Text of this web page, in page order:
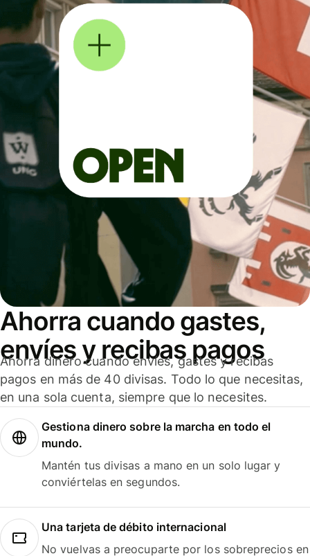
Ahorra cuando gastes,
envíes y recibas pagos
Ahorra dinero cuando envíes, gastes y recibas
pagos en más de 40 divisas. Todo lo que necesitas,
en una sola cuenta, siempre que lo necesites.
Gestiona dinero sobre la marcha en todo el
mundo.
Mantén tus divisas a mano en un solo lugar y
conviértelas en segundos.
Una tarjeta de débito internacional
No vuelvas a preocuparte por los sobreprecios en